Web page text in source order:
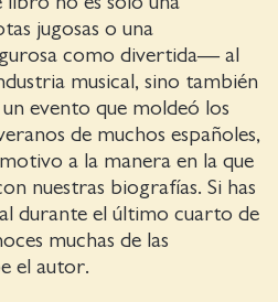
jugosas o una
como divertida— al
musical, sino también
evento que moldeó los
de muchos españoles,
a la manera en la que
nuestras biografías. Si has
durante el último cuarto de
muchas de las
el autor.